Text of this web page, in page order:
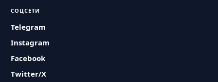
СОЦСЕТИ
Telegram
Instagram
Facebook
Twitter/X